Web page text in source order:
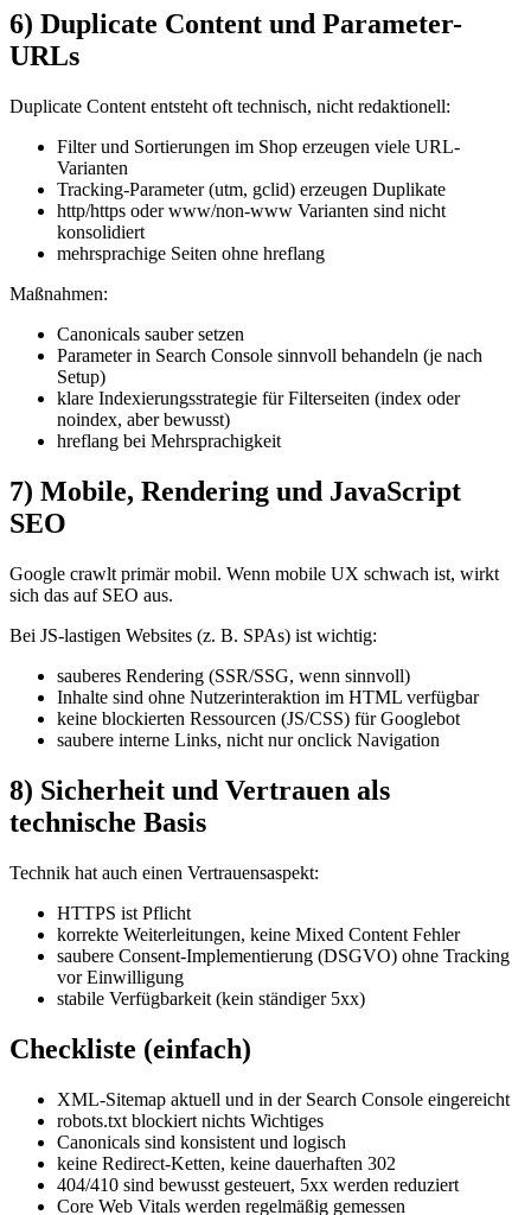
6) Duplicate Content und Parameter-
URLs
Duplicate Content entsteht oft technisch, nicht redaktionell:
Filter und Sortierungen im Shop erzeugen viele URL-
Varianten
Tracking-Parameter (utm, gclid) erzeugen Duplikate
http/https oder www/non-www Varianten sind nicht
konsolidiert
mehrsprachige Seiten ohne hreflang
Maßnahmen:
Canonicals sauber setzen
Parameter in Search Console sinnvoll behandeln (je nach
Setup)
klare Indexierungsstrategie für Filterseiten (index oder
noindex, aber bewusst)
hreflang bei Mehrsprachigkeit
7) Mobile, Rendering und JavaScript
SEO
Google crawlt primär mobil. Wenn mobile UX schwach ist, wirkt
sich das auf SEO aus.
Bei JS-lastigen Websites (z. B. SPAs) ist wichtig:
sauberes Rendering (SSR/SSG, wenn sinnvoll)
Inhalte sind ohne Nutzerinteraktion im HTML verfügbar
keine blockierten Ressourcen (JS/CSS) für Googlebot
saubere interne Links, nicht nur onclick Navigation
8) Sicherheit und Vertrauen als
technische Basis
Technik hat auch einen Vertrauensaspekt:
HTTPS ist Pflicht
korrekte Weiterleitungen, keine Mixed Content Fehler
saubere Consent-Implementierung (DSGVO) ohne Tracking
vor Einwilligung
stabile Verfügbarkeit (kein ständiger 5xx)
Checkliste (einfach)
XML-Sitemap aktuell und in der Search Console eingereicht
robots.txt blockiert nichts Wichtiges
Canonicals sind konsistent und logisch
keine Redirect-Ketten, keine dauerhaften 302
404/410 sind bewusst gesteuert, 5xx werden reduziert
Core Web Vitals werden regelmäßig gemessen